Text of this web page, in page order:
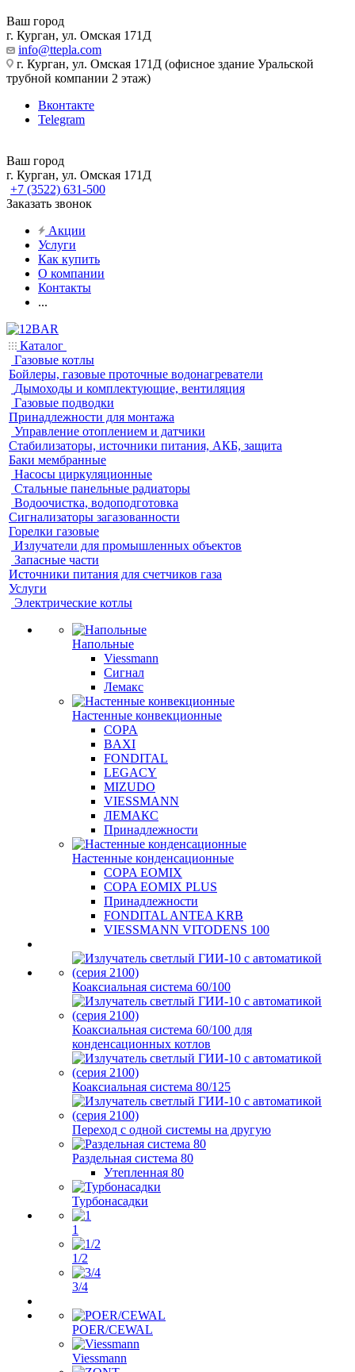
Ваш город
г. Курган, ул. Омская 171Д
info@ttepla.com
г. Курган, ул. Омская 171Д (офисное здание Уральской
трубной компании 2 этаж)
Вконтакте
Telegram
Ваш город
г. Курган, ул. Омская 171Д
+7 (3522) 631-500
Заказать звонок
Акции
Услуги
Как купить
О компании
Контакты
...
Каталог
Газовые котлы
Бойлеры, газовые проточные водонагреватели
Дымоходы и комплектующие, вентиляция
Газовые подводки
Принадлежности для монтажа
Управление отоплением и датчики
Стабилизаторы, источники питания, АКБ, защита
Баки мембранные
Насосы циркуляционные
Стальные панельные радиаторы
Водоочистка, водоподготовка
Сигнализаторы загазованности
Горелки газовые
Излучатели для промышленных объектов
Запасные части
Источники питания для счетчиков газа
Услуги
Электрические котлы
Напольные
Viessmann
Сигнал
Лемакс
Настенные конвекционные
COPA
BAXI
FONDITAL
LEGACY
MIZUDO
VIESSMANN
ЛЕМАКС
Принадлежности
Настенные конденсационные
COPA EOMIX
COPA EOMIX PLUS
Принадлежности
FONDITAL ANTEA KRB
VIESSMANN VITODENS 100
Коаксиальная система 60/100
Коаксиальная система 60/100 для
конденсационных котлов
Коаксиальная система 80/125
Переход с одной системы на другую
Раздельная система 80
Утепленная 80
Турбонасадки
1
1/2
3/4
POER/CEWAL
Viessmann